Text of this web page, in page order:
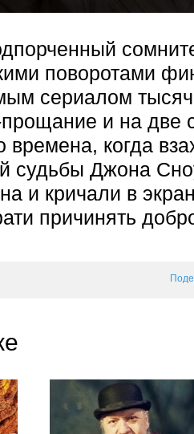
поворотами
сериалом
и на две
времена, когда
судьбы Джона
и кричали в
причинять